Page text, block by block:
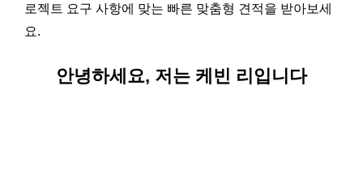
로젝트 요구 사항에 맞는 빠른 맞춤형 견적을 받아보세
요.
안녕하세요, 저는 케빈 리입니다